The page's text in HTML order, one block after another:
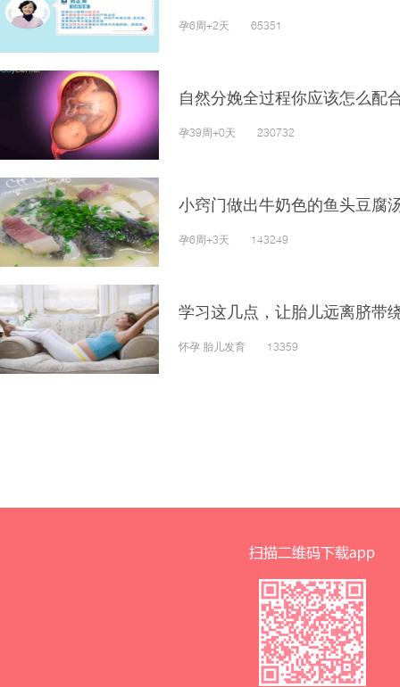
孕6周+2天 65351
自然分娩全过程你应该怎么配
孕39周+0天 230732
小窍门做出牛奶色的鱼头豆腐
孕6周+3天 143249
学习这几点，让胎儿远离脐带
怀孕 胎儿发育 13359